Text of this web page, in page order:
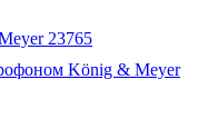
23765
König & Meyer